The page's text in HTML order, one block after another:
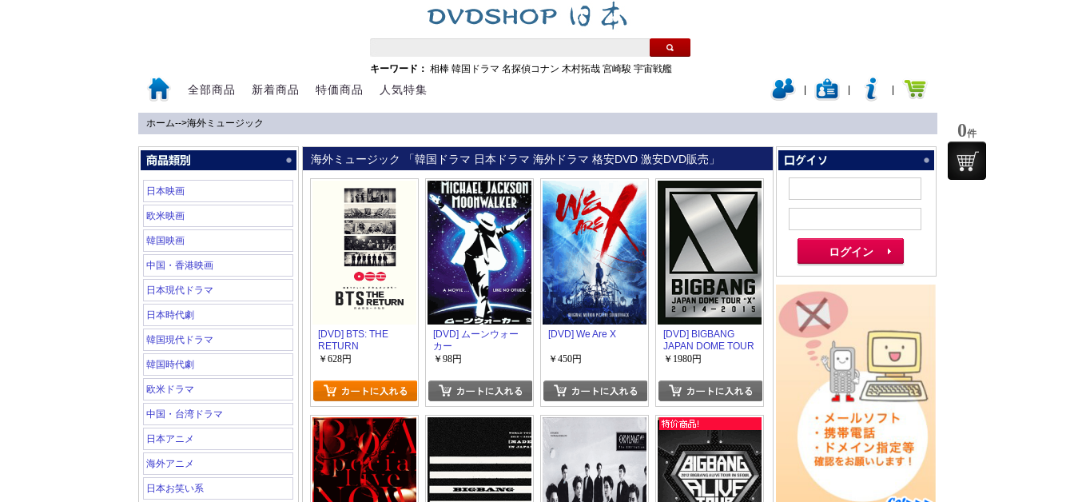
キーワード： 相棒 韓国ドラマ 名探偵コナン 木村拓哉 宮崎駿 宇宙戦艦
全部商品 新着商品 特価商品 人気特集
ホーム-->海外ミュージック
日本映画
欧米映画
韓国映画
中国・香港映画
日本現代ドラマ
日本時代劇
韓国現代ドラマ
韓国時代劇
欧米ドラマ
中国・台湾ドラマ
日本アニメ
海外アニメ
日本お笑い系
海外ミュージック 「韓国ドラマ 日本ドラマ 海外ドラマ 格安DVD 激安DVD販売」
[DVD] BTS: THE
RETURN
￥628円
[DVD] ムーンウォー
カー
￥98円
[DVD] We Are X
￥450円
[DVD] BIGBANG
JAPAN DOME TOUR
2014~2015 “X" -
【完全版】(初回生産
限定版)
￥1980円
0件
0